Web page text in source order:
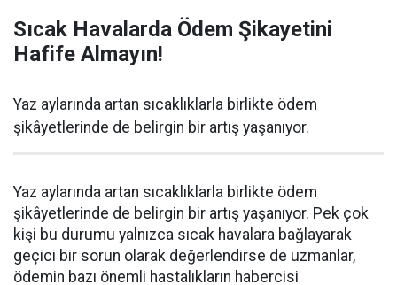
Sıcak Havalarda Ödem Şikayetini
Hafife Almayın!
Yaz aylarında artan sıcaklıklarla birlikte ödem
şikâyetlerinde de belirgin bir artış yaşanıyor.
Yaz aylarında artan sıcaklıklarla birlikte ödem
şikâyetlerinde de belirgin bir artış yaşanıyor. Pek çok
kişi bu durumu yalnızca sıcak havalara bağlayarak
geçici bir sorun olarak değerlendirse de uzmanlar,
ödemin bazı önemli hastalıkların habercisi